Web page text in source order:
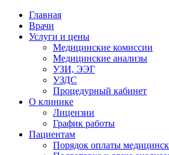
Главная
Врачи
Услуги и цены
Медицинские комиссии
Медицинские анализы
УЗИ, ЭЭГ
УЗДС
Процедурный кабинет
О клинике
Лицензии
График работы
Пациентам
Порядок оплаты